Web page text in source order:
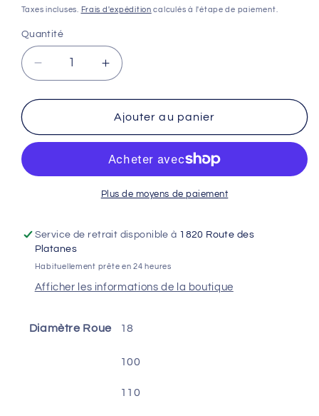
habituel
Taxes incluses. Frais d'expédition calculés à l'étape de paiement.
Quantité
Réduire
la
quantité
Chambre
MICHELIN
TR4)
18
,
18
,
Augmenter
la
quantité
de
Chambre
air
MICHELIN
STREET
TR4)
18
,
,
110/90-
Ajouter au panier
Plus de moyens de paiement
Service de retrait disponible à 1820 Route des
Platanes
Habituellement prête en 24 heures
Afficher les informations de la boutique
Diamètre Roue 18
100
110